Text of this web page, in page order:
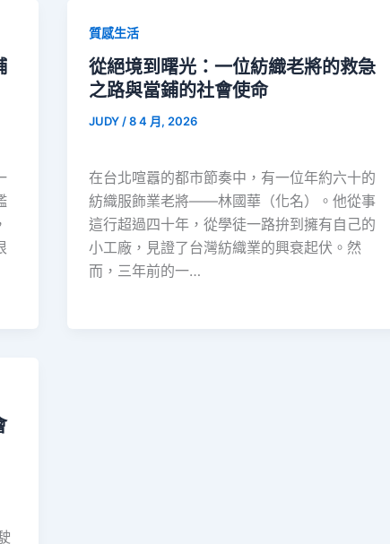
質感生活
從絕境到曙光：一位紡織老將的救急
之路與當鋪的社會使命
JUDY /8 4 月, 2026
在台北喧囂的都市節奏中，有一位年約六十的
紡織服飾業老將——林國華（化名）。他從事
這行超過四十年，從學徒一路拚到擁有自己的
小工廠，見證了台灣紡織業的興衰起伏。然
而，三年前的一…